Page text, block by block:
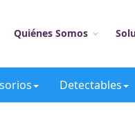
Quiénes Somos
Detectables